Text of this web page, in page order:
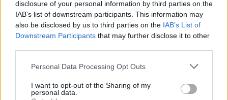
disclosure of your personal information by third parties on the
IAB’s list of downstream participants. This information may
also be disclosed by us to third parties on the IAB’s List of
Downstream Participants that may further disclose it to other
Personal Data Processing Opt Outs
I want to opt-out of the Sharing of my
personal data.
z redaktorů KONTRASTu o novém vydání tohoto informačního
magazínu, o nové podobě říká: "Výroční zasedání MMF a SB
poprvé, a patrně naposled, poctilo Prahu, takže je nezbytné tomu
věnovat patřičnou pozornost. Vydávání deníku s česko-anlickými
informacemi o tomto zasedání, zvláště o protestech, je jistě tou
správnou a adekvátní reakcí."
25.9.2000 13:05 | PRAHA (EkoList)